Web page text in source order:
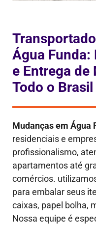
Água Funda:
e Entrega de
Todo o Brasil
Mudanças em Água
residenciais e
profissionalismo,
apartamentos até
comércios.
para embalar seus
caixas, papel bolha,
Nossa equipe é